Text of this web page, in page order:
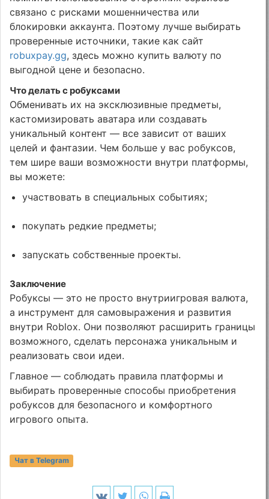
связано с рисками мошенничества или
блокировки аккаунта. Поэтому лучше выбирать
проверенные источники, такие как сайт
robuxpay.gg, здесь можно купить валюту по
выгодной цене и безопасно.
Что делать с робуксами
Обменивать их на эксклюзивные предметы,
кастомизировать аватара или создавать
уникальный контент — все зависит от ваших
целей и фантазии. Чем больше у вас робуксов,
тем шире ваши возможности внутри платформы,
вы можете:
участвовать в специальных событиях;
покупать редкие предметы;
запускать собственные проекты.
Заключение
Робуксы — это не просто внутриигровая валюта,
а инструмент для самовыражения и развития
внутри Roblox. Они позволяют расширить границы
возможного, сделать персонажа уникальным и
реализовать свои идеи.
Главное — соблюдать правила платформы и
выбирать проверенные способы приобретения
робуксов для безопасного и комфортного
игрового опыта.
Чат в Telegram